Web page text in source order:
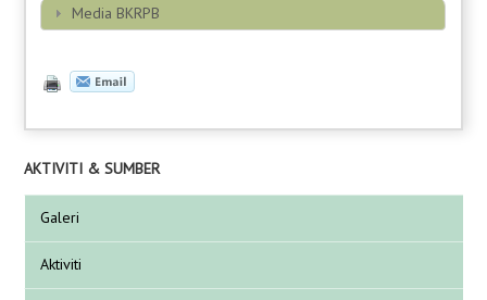
Media BKRPB
AKTIVITI & SUMBER
Galeri
Aktiviti